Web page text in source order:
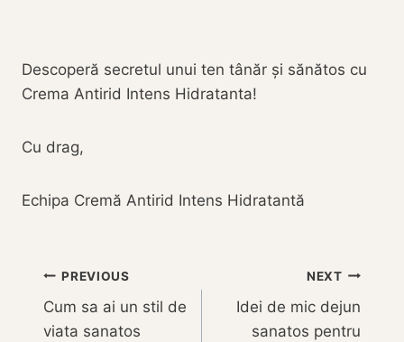
Descoperă secretul unui ten tânăr și sănătos cu
Crema Antirid Intens Hidratanta!
Cu drag,
Echipa Cremă Antirid Intens Hidratantă
Navigare
în
PREVIOUS
Cum sa ai un stil de
viata sanatos
NEXT
Idei de mic dejun
sanatos pentru